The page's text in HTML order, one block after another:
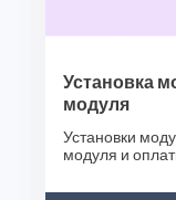
Установка
модуля
Установки
модуля и